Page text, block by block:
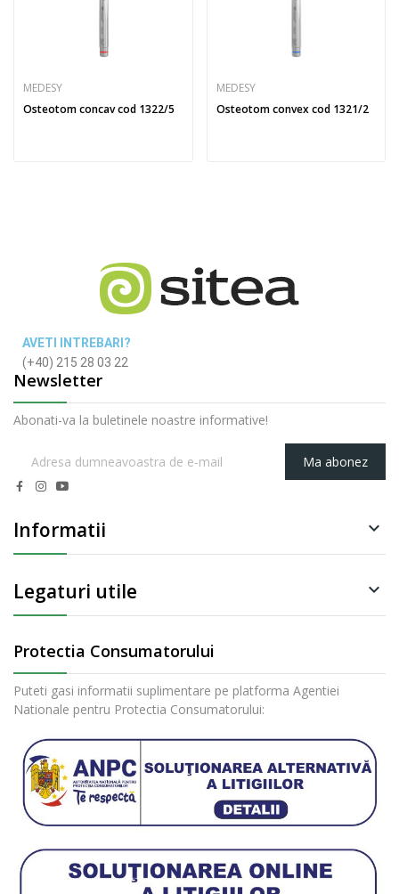
MEDESY
Osteotom concav cod 1322/5
MEDESY
Osteotom convex cod 1321/2
AVETI INTREBARI?
(+40) 215 28 03 22
Newsletter
Abonati-va la buletinele noastre informative!
Ma abonez
Informatii 
Legaturi utile 
Protectia Consumatorului
Puteti gasi informatii suplimentare pe platforma Agentiei
Nationale pentru Protectia Consumatorului: